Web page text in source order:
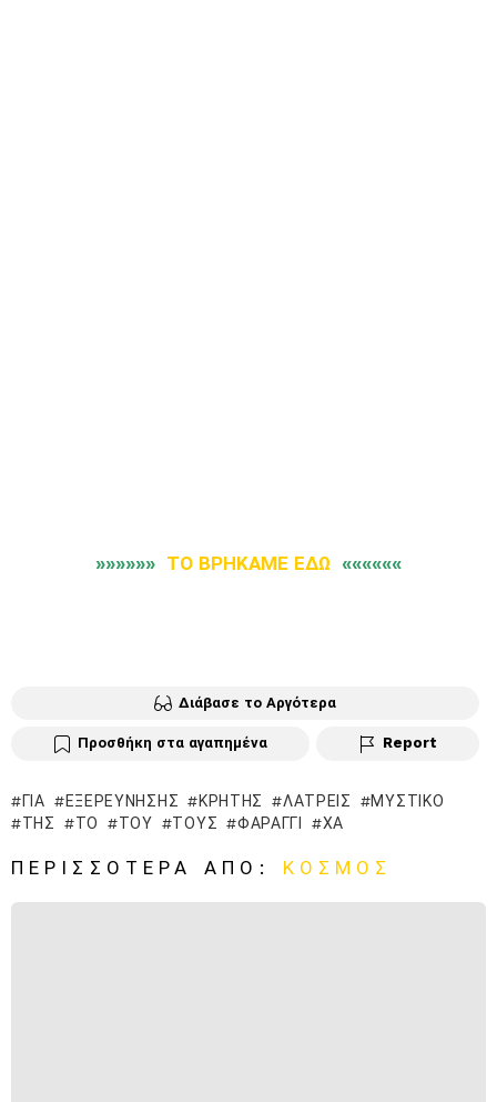
»»»»»» ΤΟ ΒΡΗΚΑΜΕ ΕΔΩ ««««««
Διάβασε το Αργότερα
Προσθήκη στα αγαπημένα Report
ΓΙΑ ΕΞΕΡΕΎΝΗΣΗΣ ΚΡΉΤΗΣ ΛΆΤΡΕΙΣ
ΜΥΣΤΙΚΌ
ΤΗΣ
ΤΟ ΤΟΥ ΤΟΥΣ ΦΑΡΆΓΓΙ ΧΑ
ΠΕΡΙΣΣΌΤΕΡΑ ΑΠΌ: ΚΌΣΜΟΣ